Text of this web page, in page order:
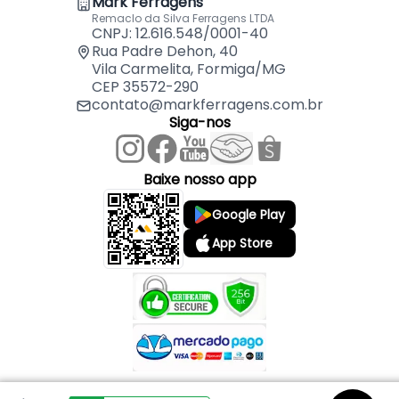
balcão e mesa.Remaclo da Silva Ferragens LTDA
CNPJ: 12.616.548/0001-40
Rua Padre Dehon, 40
Vila Carmelita, Formiga/MG
CEP 35572-290
contato@markferragens.com.br
Siga-nos
Baixe nosso app
Google Play
App Store